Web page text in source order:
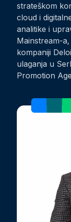
strateškom
cloud i
analitike i
Mainstream-
kompaniji
ulaganja u
Promotion